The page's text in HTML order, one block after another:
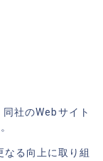
社のWebサイト
なる向上に取り組